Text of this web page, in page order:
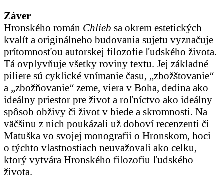
Záver
Hronského román Chlieb sa okrem estetických
kvalít a originálneho budovania sujetu vyznačuje
prítomnosťou autorskej filozofie ľudského života.
Tá ovplyvňuje všetky roviny textu. Jej základné
piliere sú cyklické vnímanie času, „zbožštovanie“
a „zbožňovanie“ zeme, viera v Boha, dedina ako
ideálny priestor pre život a roľníctvo ako ideálny
spôsob obživy či život v biede a skromnosti. Na
väčšinu z nich poukázali už doboví recenzenti či
Matuška vo svojej monografii o Hronskom, hoci
o týchto vlastnostiach neuvažovali ako celku,
ktorý vytvára Hronského filozofiu ľudského
života.